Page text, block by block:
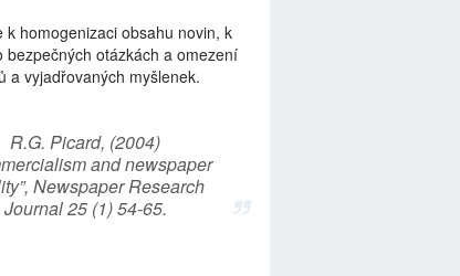
k homogenizaci obsahu novin, k
bezpečných otázkách a omezení
a vyjadřovaných myšlenek.
R.G. Picard, (2004)
and newspaper
Newspaper Research
Journal 25 (1) 54-65.